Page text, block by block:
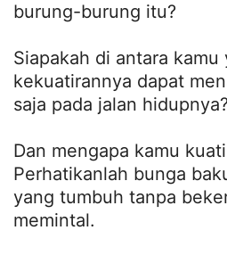
burung-burung itu?
Siapakah di antara kamu
kekuatirannya dapat
saja pada jalan hidupnya?
Dan mengapa kamu
Perhatikanlah bunga
yang tumbuh tanpa
memintal.